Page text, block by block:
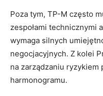
Poza‌ tym, TP-M ‍często
zespołami technicznymi⁣
wymaga silnych
negocjacyjnych. ​Z ‍kolei
na ​zarządzaniu
harmonogramu.